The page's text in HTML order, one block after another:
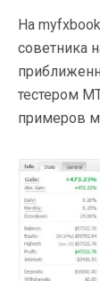
На
советника
тестером
примеров